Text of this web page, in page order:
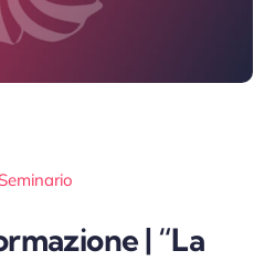
Seminario
| “La